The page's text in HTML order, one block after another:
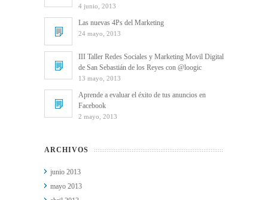
4 junio, 2013
Las nuevas 4Ps del Marketing
24 mayo, 2013
III Taller Redes Sociales y Marketing Movil Digital
de San Sebastián de los Reyes con @loogic
13 mayo, 2013
Aprende a evaluar el éxito de tus anuncios en
Facebook
2 mayo, 2013
ARCHIVOS
junio 2013
mayo 2013